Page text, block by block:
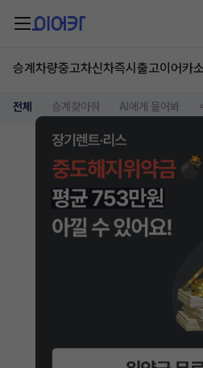
승계차량중고차신차즉시출고이어카
전체 승계찾아줘 AI에게 물어봐